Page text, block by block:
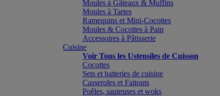
Moules à Gâteaux & Muffins
Moules à Tartes
Ramequins et Mini-Cocottes
Moules & Cocottes à Pain
Accessoires à Pâtisserie
Cuisine
Voir Tous les Ustensiles de Cuisson
Cocottes
Sets et batteries de cuisine
Casseroles et Faitouts
Poêles, sauteuses et woks